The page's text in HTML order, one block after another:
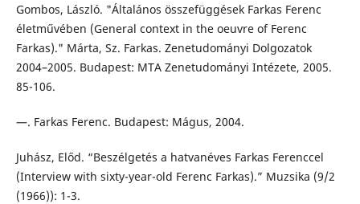
Gombos, László. "Általános összefüggések Farkas Ferenc
életművében (General context in the oeuvre of Ferenc
Farkas)." Márta, Sz. Farkas. Zenetudományi Dolgozatok
2004–2005. Budapest: MTA Zenetudományi Intézete, 2005.
85-106.
—. Farkas Ferenc. Budapest: Mágus, 2004.
Juhász, Előd. “Beszélgetés a hatvanéves Farkas Ferenccel
(Interview with sixty-year-old Ferenc Farkas).” Muzsika (9/2
(1966)): 1-3.